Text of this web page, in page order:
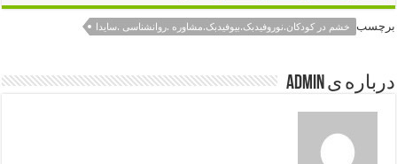
برچسب خشم در کودکان.نوروفیدبک.بیوفیدبک.مشاوره .روانشناسی .سایدا
درباره ی admin